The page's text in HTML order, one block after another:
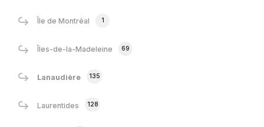
Île de Montréal 1
Îles-de-la-Madeleine 69
Lanaudière 135
Laurentides 128